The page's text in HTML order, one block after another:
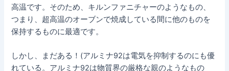
高温です。そのため、キルンファニチャーのようなもの、
つまり、超高温のオーブンで焼成している間に他のものを
保持するものに最適です。
しかし、まだある！(アルミナ92は電気を抑制するのにも優
れている。アルミナ92は物質界の厳格な親のようなもの